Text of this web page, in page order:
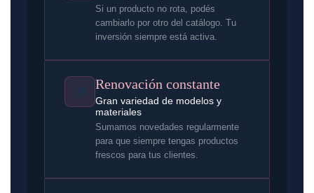
Si un producto no rota, podés
cambiarlo por otro del catálogo. Tu
inversión siempre está activa.
Renovación constante
Gran variedad de modelos y
materiales
Sumamos novedades regularmente
para que siempre tengas productos
frescos para tus clientes.